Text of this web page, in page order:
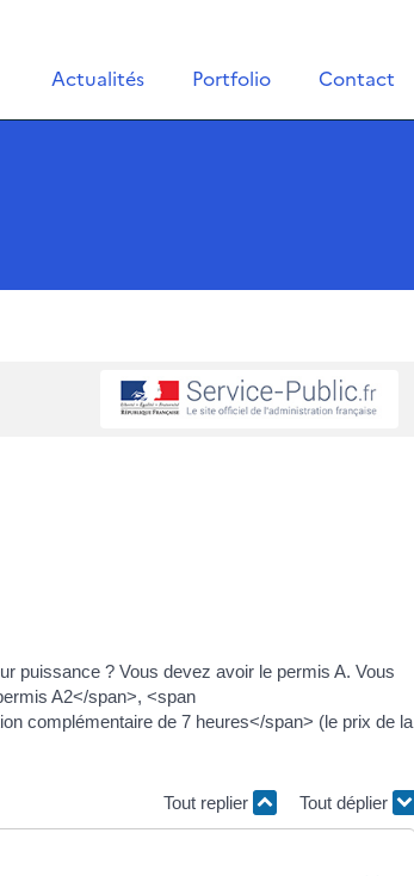
Actualités Portfolio Contact
puissance ? Vous devez avoir le permis A. Vous
A2</span>, <span
complémentaire de 7 heures</span> (le prix de la
Tout replier Tout déplier